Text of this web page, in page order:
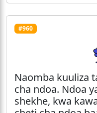
#960
Naomba kuuliza
cha ndoa. Ndoa
shekhe, kwa